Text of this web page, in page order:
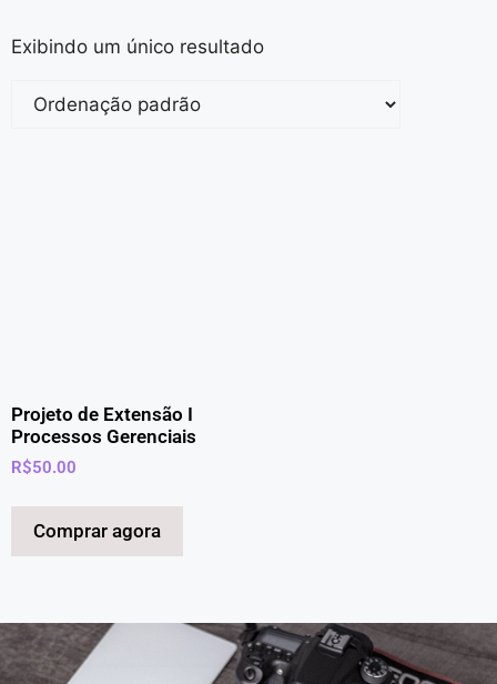
Exibindo um único resultado
Projeto de Extensão I
Processos Gerenciais
R$50.00
Comprar agora